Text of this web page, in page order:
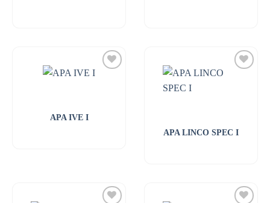
APA IVE I
APA LINCO SPEC I